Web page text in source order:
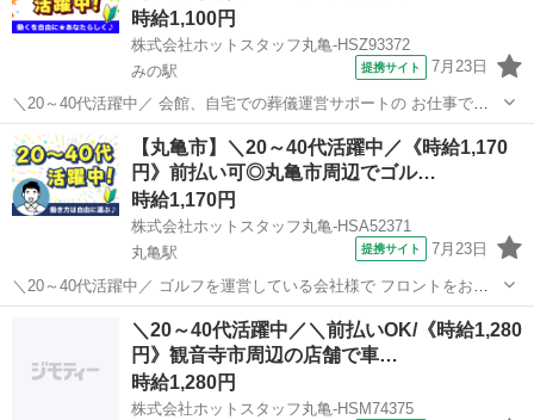
時給1,100円
株式会社ホットスタッフ丸亀-HSZ93372
みの駅
提携サイト 7月23日
＼20～40代活躍中／ 会館、自宅での葬儀運営サポートの お仕事です
(^^)/ ┏━━━━━━━━━━━━━━┓ お仕事内容
━━━━━━━━━━━━━━┛ ◆会葬者様の対応、親族者様への接
待 ◆会館内でのお茶出...
香川 三豊市 みの駅 その他
【丸亀市】＼20～40代活躍中／《時給1,170
円》前払い可◎丸亀市周辺でゴル…
時給1,170円
株式会社ホットスタッフ丸亀-HSA52371
丸亀駅
提携サイト 7月23日
＼20～40代活躍中／ ゴルフを運営している会社様で フロントをお願
いします☆ ◎こんな方にオススメ ■ゴルフの好きな方 ■シフト制で働その他
＼20～40代活躍中／＼前払いOK/《時給1,280
円》観音寺市周辺の店舗で車…
時給1,280円
株式会社ホットスタッフ丸亀-HSM74375